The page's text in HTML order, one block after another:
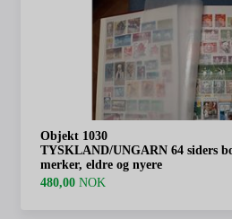
Objekt 1030
TYSKLAND/UNGARN 64 siders
merker, eldre og nyere
480,00 NOK